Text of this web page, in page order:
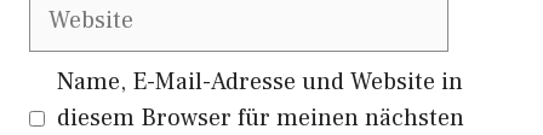
Name, E-Mail-Adresse und Website in
diesem Browser für meinen nächsten